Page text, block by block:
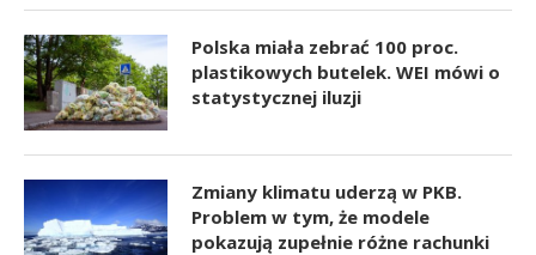
Polska miała zebrać 100 proc.
plastikowych butelek. WEI mówi o
statystycznej iluzji
Zmiany klimatu uderzą w PKB.
Problem w tym, że modele
pokazują zupełnie różne rachunki